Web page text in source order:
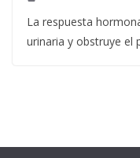
La respuesta
urinaria y obstruye el